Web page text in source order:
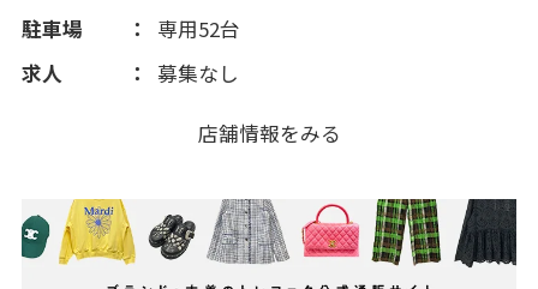
2013(209)
2012(195)
2010(265)
駐車場
専用52台
求人
募集なし
店舗情報をみる